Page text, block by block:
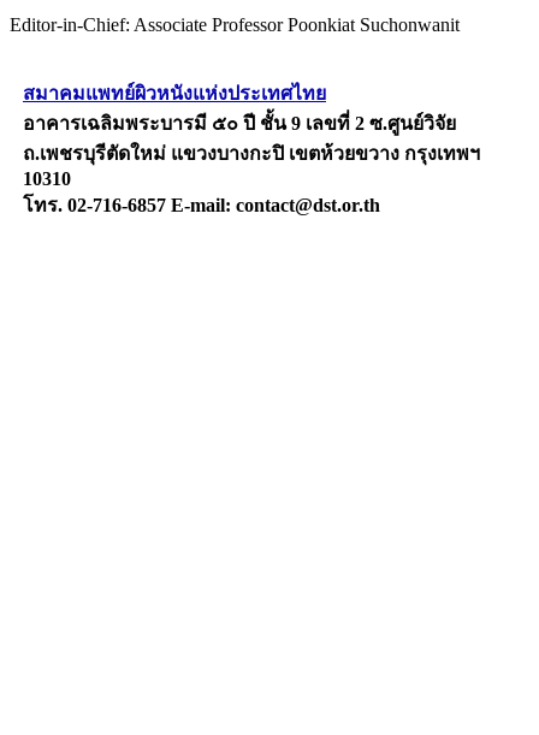
Editor-in-Chief: Associate Professor Poonkiat Suchonwanit
สมาคมแพทย์ผิวหนังแห่งประเทศไทย
อาคารเฉลิมพระบารมี ๕๐ ปี ชั้น 9 เลขที่ 2 ซ.ศูนย์วิจัย
ถ.เพชรบุรีตัดใหม่ แขวงบางกะปิ เขตห้วยขวาง กรุงเทพฯ
10310
โทร. 02-716-6857 E-mail: contact@dst.or.th